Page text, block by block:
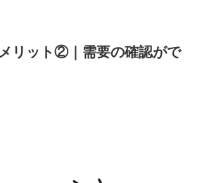
リット②｜ 需要の確認がで